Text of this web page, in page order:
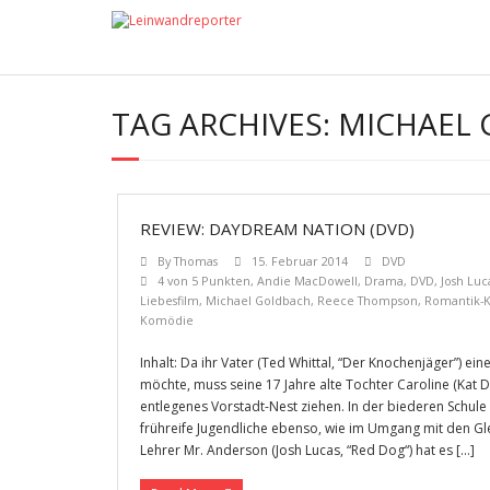
TAG ARCHIVES: MICHAEL
REVIEW: DAYDREAM NATION (DVD)
ByThomas 15. Februar 2014
DVD
4 von 5 Punkten, Andie MacDowell, Drama, DVD, Josh
Liebesfilm, Michael Goldbach, Reece Thompson, Romantik-
Komödie
Inhalt: Da ihr Vater (Ted Whittal, “Der Knochenjäger”)
möchte, muss seine 17 Jahre alte Tochter Caroline (Kat
entlegenes Vorstadt-Nest ziehen. In der biederen
frühreife Jugendliche ebenso, wie im Umgang mit den
Lehrer Mr. Anderson (Josh Lucas, “Red Dog“) hat es […]